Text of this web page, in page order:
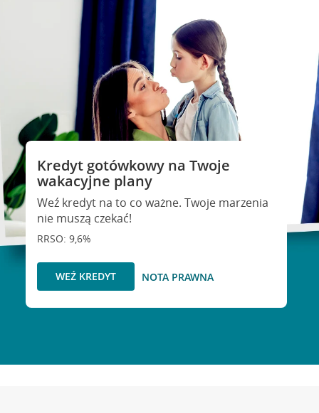
Kredyt gotówkowy na Twoje
wakacyjne plany
Weź kredyt na to co ważne. Twoje marzenia
nie muszą czekać!
RRSO: 9,6%
WEŹ KREDYT NOTA PRAWNA